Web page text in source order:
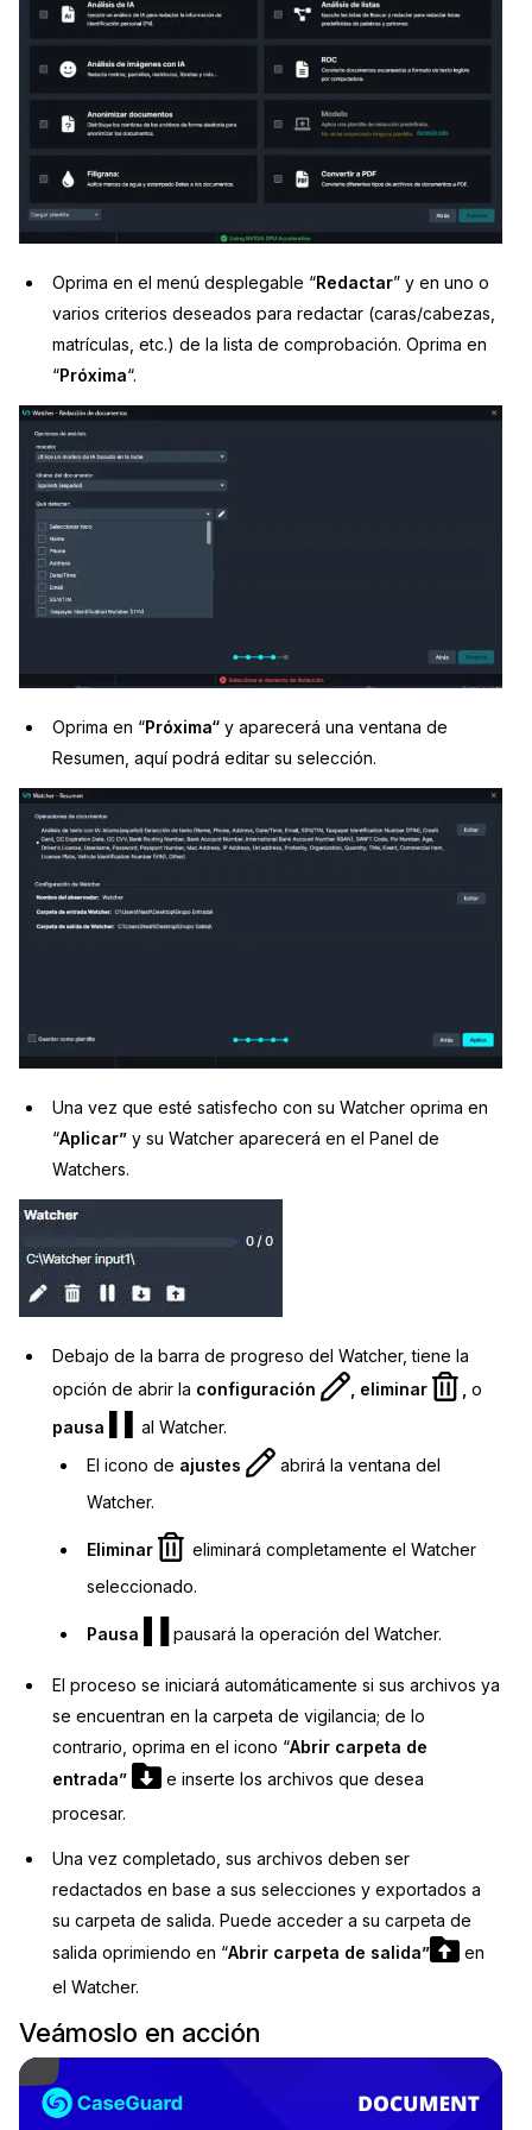
Oprima en el menú desplegable “Redactar” y en uno o
varios criterios deseados para redactar (caras/cabezas,
matrículas, etc.) de la lista de comprobación. Oprima en
“Próxima“.
Oprima en “Próxima“ y aparecerá una ventana de
Resumen, aquí podrá editar su selección.
Una vez que esté satisfecho con su Watcher oprima en
“Aplicar” y su Watcher aparecerá en el Panel de
Watchers.
Debajo de la barra de progreso del Watcher, tiene la
opción de abrir la configuración , eliminar
o
pausa
al Watcher.
El icono de ajustes
abrirá la ventana del
Watcher.
Eliminar
eliminará completamente el Watcher
seleccionado.
Pausa pausará la operación del Watcher.
El proceso se iniciará automáticamente si sus archivos ya
se encuentran en la carpeta de vigilancia; de lo
contrario, oprima en el icono “Abrir carpeta de
entrada”
e inserte los archivos que desea
procesar.
Una vez completado, sus archivos deben ser
redactados en base a sus selecciones y exportados a
su carpeta de salida. Puede acceder a su carpeta de
salida oprimiendo en “Abrir carpeta de salida”
en
el Watcher.
Veámoslo en acción
Video